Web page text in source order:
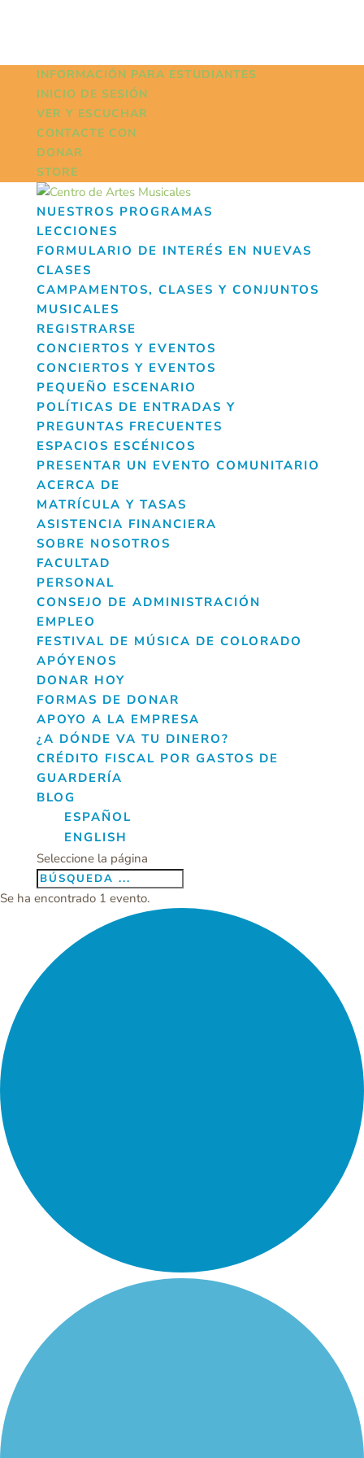
INFORMACIÓN PARA ESTUDIANTES
INICIO DE SESIÓN
VER Y ESCUCHAR
CONTACTE CON
DONAR
STORE
NUESTROS PROGRAMAS
LECCIONES
FORMULARIO DE INTERÉS EN NUEVAS
CLASES
CAMPAMENTOS, CLASES Y CONJUNTOS
MUSICALES
REGISTRARSE
CONCIERTOS Y EVENTOS
CONCIERTOS Y EVENTOS
PEQUEÑO ESCENARIO
POLÍTICAS DE ENTRADAS Y
PREGUNTAS FRECUENTES
ESPACIOS ESCÉNICOS
PRESENTAR UN EVENTO COMUNITARIO
ACERCA DE
MATRÍCULA Y TASAS
ASISTENCIA FINANCIERA
SOBRE NOSOTROS
FACULTAD
PERSONAL
CONSEJO DE ADMINISTRACIÓN
EMPLEO
FESTIVAL DE MÚSICA DE COLORADO
APÓYENOS
DONAR HOY
FORMAS DE DONAR
APOYO A LA EMPRESA
¿A DÓNDE VA TU DINERO?
CRÉDITO FISCAL POR GASTOS DE
GUARDERÍA
BLOG
ESPAÑOL
ENGLISH
Seleccione la página
Se ha encontrado 1 evento.